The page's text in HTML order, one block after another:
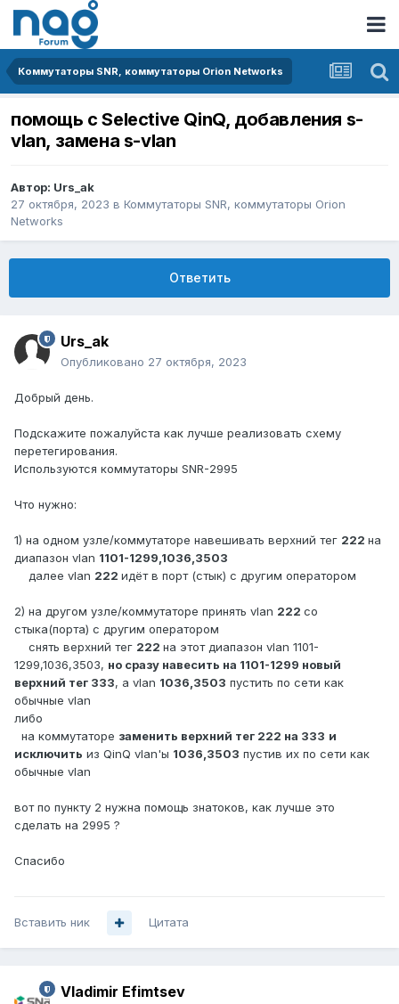
Коммутаторы SNR, коммутаторы Orion Networks
помощь с Selective QinQ, добавления s-
vlan, замена s-vlan
Автор: Urs_ak
27 октября, 2023 в Коммутаторы SNR, коммутаторы Orion
Networks
Ответить
Urs_ak
Опубликовано 27 октября, 2023
Добрый день.
Подскажите пожалуйста как лучше реализовать схему
перетегирования.
Используются коммутаторы SNR-2995
Что нужно:
1) на одном узле/коммутаторе навешивать верхний тег 222 на
диапазон vlan 1101-1299,1036,3503
далее vlan 222 идёт в порт (стык) с другим оператором
2) на другом узле/коммутаторе принять vlan 222 со
стыка(порта) с другим оператором
снять верхний тег 222 на этот диапазон vlan 1101-
1299,1036,3503, но сразу навесить на 1101-1299 новый
верхний тег 333, а vlan 1036,3503 пустить по сети как
обычные vlan
либо
на коммутаторе заменить верхний тег 222 на 333 и
исключить из QinQ vlan'ы 1036,3503 пустив их по сети как
обычные vlan
вот по пункту 2 нужна помощь знатоков, как лучше это
сделать на 2995 ?
Спасибо
Вставить ник Цитата
Vladimir Efimtsev